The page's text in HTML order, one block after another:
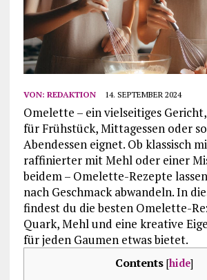
VON: REDAKTION 14. SEPTEMBER 2024
Omelette – ein vielseitiges
für Frühstück, Mittagessen oder
Abendessen eignet. Ob klassisch
raffinierter mit Mehl oder einer
beidem – Omelette-Rezepte
nach Geschmack abwandeln. In
findest du die besten Omelette-
Quark, Mehl und eine kreative
für jeden Gaumen etwas bietet.
Contents [hide]